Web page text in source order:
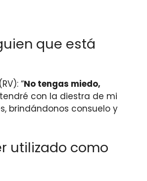
que está
“No tengas miedo,
con la diestra de mi
brindándonos consuelo y
utilizado como